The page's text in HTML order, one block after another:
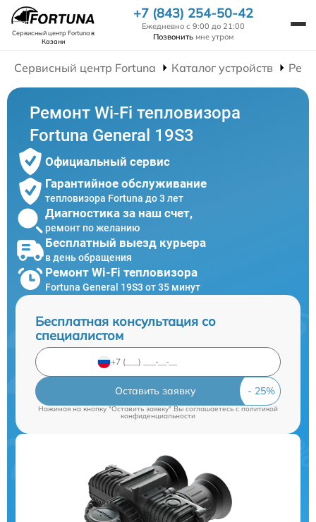
Сервисный центр Fortunaв
Казани
+7 (843) 254-50-42
Ежедневно с 9:00 до 21:00
Позвонить мне утром
Сервисный центр Fortuna Каталог устройств
Ремонт Wi-Fi тепловизора
Fortuna General 19S3
Официальный сервис
Гарантийное обслуживание
тепловизора Fortuna до 3 лет
Диагностика за наш счет,
ремонт по желанию
Бесплатный выезд курьера
в день обращения
Ремонт Wi-Fi тепловизора
Fortuna General 19S3 от 35 минут
Бесплатная консультация со
специалистом
Оставить заявку
Нажимая на кнопку "Оставить заявку" Вы соглашаетесь cполитикой
конфиденциальности